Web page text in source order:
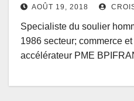
AOÛT 19, 2018
Specialiste du soulier
1986 secteur; commerce
accélérateur PME